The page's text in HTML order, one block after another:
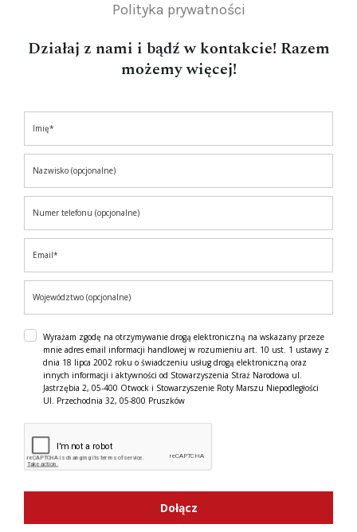
Polityka prywatności
Działaj z nami i bądź w kontakcie! Razem
możemy więcej!
Wyrażam zgodę na otrzymywanie drogą elektroniczną na wskazany przeze
mnie adres email informacji handlowej w rozumieniu art. 10 ust. 1 ustawy z
dnia 18 lipca 2002 roku o świadczeniu usług drogą elektroniczną oraz
innych informacji i aktywności od Stowarzyszenia Straż Narodowa ul.
Jastrzębia 2, 05-400 Otwock i Stowarzyszenie Roty Marszu Niepodległości
Ul. Przechodnia 32, 05-800 Pruszków
Dołącz